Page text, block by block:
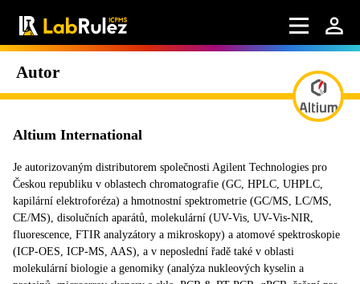
Autor
Altium International
Je autorizovaným distributorem společnosti Agilent Technologies pro
Českou republiku v oblastech chromatografie (GC, HPLC, UHPLC,
kapilární elektroforéza) a hmotnostní spektrometrie (GC/MS, LC/MS,
CE/MS), disolučních aparátů, molekulární (UV-Vis, UV-Vis-NIR,
fluorescence, FTIR analyzátory a mikroskopy) a atomové spektroskopie
(ICP-OES, ICP-MS, AAS), a v neposlední řadě také v oblasti
molekulární biologie a genomiky (analýza nukleových kyselin a